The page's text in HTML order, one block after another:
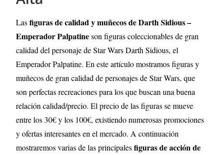
Lasfiguras de calidad y muñecos de Darth Sidious –
Emperador Palpatineson figuras coleccionables de gran
calidad del personaje de Star Wars Darth Sidious, el
Emperador Palpatine. En este artículo mostramos figuras y
muñecos de gran calidad de personajes de Star Wars, que
son perfectas recreaciones para los que buscan una buena
relación calidad/precio. El precio de las figuras se mueve
entre los 30€ y los 100€, existiendo numerosas promociones
y ofertas interesantes en el mercado. A continuación
mostraremos varias de las principalesfiguras de acción de